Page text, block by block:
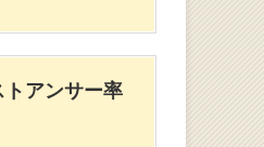
トアンサー率